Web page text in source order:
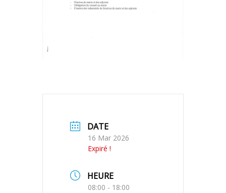
DATE
16 Mar 2026
Expiré !
HEURE
08:00 - 18:00